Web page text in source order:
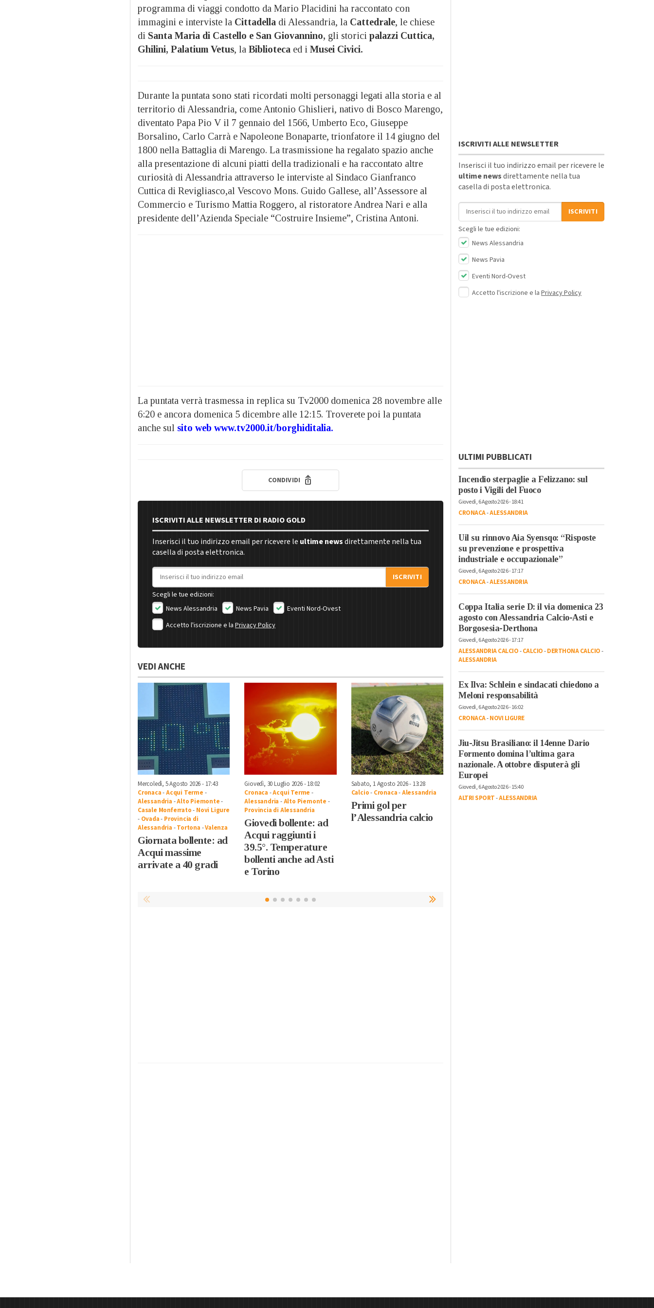
programma di viaggi condotto da Mario Placidini ha raccontato con
immagini e interviste la Cittadella di Alessandria, la Cattedrale, le chiese
di Santa Maria di Castello e San Giovannino, gli storici palazzi Cuttica,
Ghilini, Palatium Vetus, la Biblioteca ed i Musei Civici.
Durante la puntata sono stati ricordati molti personaggi legati alla storia e al
territorio di Alessandria, come Antonio Ghislieri, nativo di Bosco Marengo,
diventato Papa Pio V il 7 gennaio del 1566, Umberto Eco, Giuseppe
Borsalino, Carlo Carrà e Napoleone Bonaparte, trionfatore il 14 giugno del
1800 nella Battaglia di Marengo. La trasmissione ha regalato spazio anche
alla presentazione di alcuni piatti della tradizionali e ha raccontato altre
curiosità di Alessandria attraverso le interviste al Sindaco Gianfranco
Cuttica di Revigliasco,al Vescovo Mons. Guido Gallese, all’Assessore al
Commercio e Turismo Mattia Roggero, al ristoratore Andrea Nari e alla
presidente dell’Azienda Speciale “Costruire Insieme”, Cristina Antoni.
La puntata verrà trasmessa in replica su Tv2000 domenica 28 novembre alle
6:20 e ancora domenica 5 dicembre alle 12:15. Troverete poi la puntata
anche sul sito web www.tv2000.it/borghiditalia.
CONDIVIDI
ISCRIVITI ALLE NEWSLETTER DI RADIO GOLD
Inserisci il tuo indirizzo email per ricevere le ultime newsdirettamente nella tua
casella di posta elettronica.
Indirizzo email
ISCRIVITI
Scegli le tue edizioni:
News Alessandria
News Pavia
Eventi Nord-Ovest
Accetto l'iscrizione e la Privacy Policy
VEDI ANCHE
Mercoledì, 5 Agosto 2026 - 17:43
Cronaca-Acqui Terme -
Alessandria -Alto Piemonte-
Casale Monferrato- Novi Ligure
- Ovada- Provincia di
Alessandria -Tortona -Valenza
Giornata bollente: ad
Acqui massime
arrivate a 40 gradi
Giovedì, 30 Luglio 2026 - 18:02
Cronaca -Acqui Terme -
Alessandria -Alto Piemonte -
Provincia di Alessandria
Giovedì bollente: ad
Acqui raggiunti i
39.5°. Temperature
bollenti anche ad Asti
e Torino
Sabato, 1 Agosto 2026 - 13:28
Calcio- Cronaca-Alessandria
Primi gol per
l’Alessandria calcio
Domenica, 2 Agosto 2026 - 13:38
Cronaca
-Alessandria
ISCRIVITI ALLE NEWSLETTER
Inserisci il tuo indirizzo email per ricevere le
ultime newsdirettamente nella tua
casella di posta elettronica.
Indirizzo email
ISCRIVITI
Scegli le tue edizioni:
News Alessandria
News Pavia
Eventi Nord-Ovest
Accetto l'iscrizione e la Privacy Policy
ULTIMI PUBBLICATI
Incendio sterpaglie a Felizzano: sul
posto i Vigili del Fuoco
Giovedì, 6 Agosto 2026 - 18:41
CRONACA-ALESSANDRIA
Uil su rinnovo Aia Syensqo: “Risposte
su prevenzione e prospettiva
industriale e occupazionale”
Giovedì, 6 Agosto 2026 - 17:17
CRONACA-ALESSANDRIA
Coppa Italia serie D: il via domenica 23
agosto con Alessandria Calcio-Asti e
Borgosesia-Derthona
Giovedì, 6 Agosto 2026 - 17:17
ALESSANDRIA CALCIO-CALCIO-DERTHONA CALCIO-
ALESSANDRIA
Ex Ilva: Schlein e sindacati chiedono a
Meloni responsabilità
Giovedì, 6 Agosto 2026 - 16:02
CRONACA-NOVI LIGURE
Jiu-Jitsu Brasiliano: il 14enne Dario
Formento domina l’ultima gara
nazionale. A ottobre disputerà gli
Europei
Giovedì, 6 Agosto 2026 - 15:40
ALTRI SPORT-ALESSANDRIA